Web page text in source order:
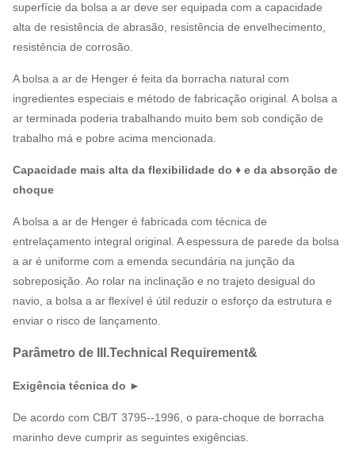
superfície da bolsa a ar deve ser equipada com a capacidade
alta de resistência de abrasão, resistência de envelhecimento,
resistência de corrosão.
A bolsa a ar de Henger é feita da borracha natural com
ingredientes especiais e método de fabricação original. A bolsa a
ar terminada poderia trabalhando muito bem sob condição de
trabalho má e pobre acima mencionada.
Capacidade mais alta da flexibilidade do ♦ e da absorção de
choque
A bolsa a ar de Henger é fabricada com técnica de
entrelaçamento integral original. A espessura de parede da bolsa
a ar é uniforme com a emenda secundária na junção da
sobreposição. Ao rolar na inclinação e no trajeto desigual do
navio, a bolsa a ar flexível é útil reduzir o esforço da estrutura e
enviar o risco de lançamento.
Parâmetro de III.Technical Requirement&
Exigência técnica do ►
De acordo com CB/T 3795--1996, o para-choque de borracha
marinho deve cumprir as seguintes exigências.